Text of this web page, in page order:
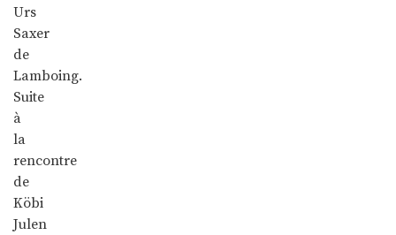
Urs
Saxer
de
Lamboing.
Suite
à
la
rencontre
de
Köbi
Julen